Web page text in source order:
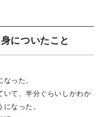
についたこと
った。
いて、半分ぐらいしかわか
なった。